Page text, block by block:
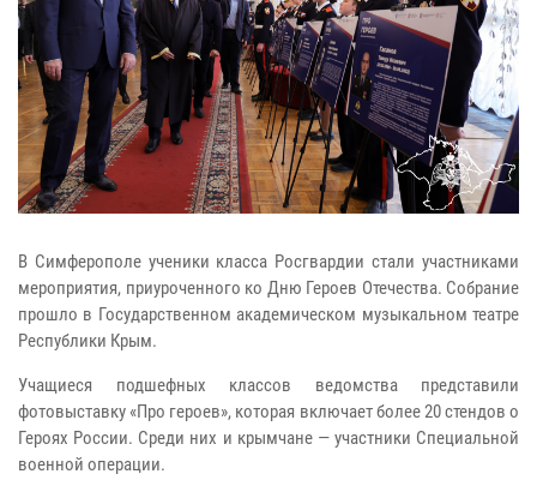
В Симферополе ученики класса Росгвардии стали участниками
мероприятия, приуроченного ко Дню Героев Отечества. Собрание
прошло в Государственном академическом музыкальном театре
Республики Крым.
Учащиеся подшефных классов ведомства представили
фотовыставку «Про героев», которая включает более 20 стендов о
Героях России. Среди них и крымчане — участники Специальной
военной операции.